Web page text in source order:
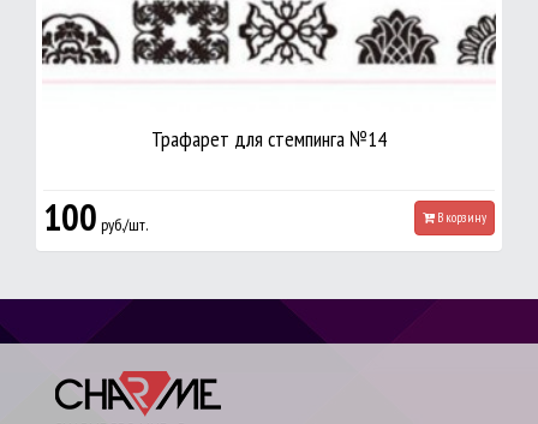
Трафарет для стемпинга №14
100 руб./шт. В корзину